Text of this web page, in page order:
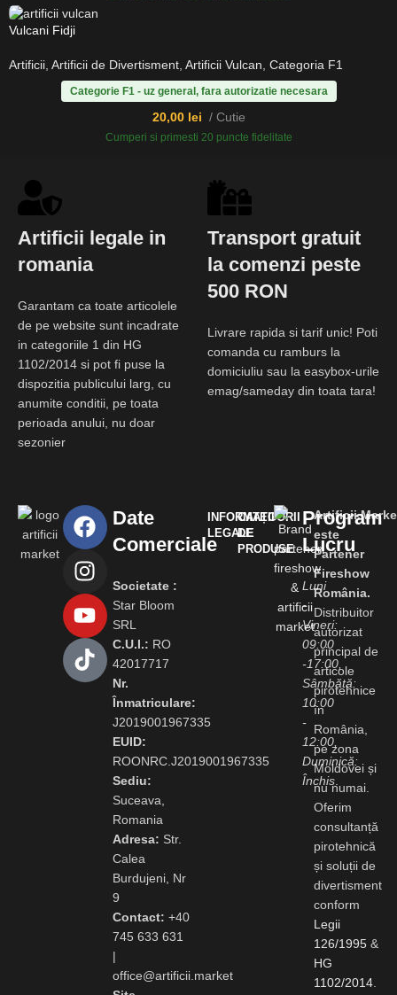
Vulcani Fidji
Artificii Artificii de Divertisment Artificii Vulcan Categoria F1
Categorie F1 - uz general, fara autorizatie necesara
20,00 lei Cutie
Cumperi si primesti 20 puncte fidelitate
Artificii legale in
romania
Garantam ca toate articolele
de pe website sunt incadrate
in categoriile 1 din HG
1102/2014 si pot fi puse la
dispozitia publicului larg, cu
anumite conditii, pe toata
perioada anului, nu doar
sezonier
Transport gratuit
la comenzi peste
500 RON
Livrare rapida si tarif unic! Poti
comanda cu ramburs la
domiciuliu sau la easybox-urile
emag/sameday din toata tara!
Date
Comerciale
Societate :
Star Bloom
SRL
C.U.I.: RO
42017717
Nr.
Înmatriculare:
J2019001967335
EUID:
ROONRC.J2019001967335
Sediu:
Suceava,
Romania
Adresa: Str.
Calea
Burdujeni, Nr
9
Contact: +40
745 633 631
|
office@artificii.market
INFORMAȚII
LEGALE
CATEGORII
DE
PRODUSE
Program
Lucru
Luni
-
Vineri:
09:00
-17:00,
Sâmbătă:
10:00
-
12:00,
Duminică:
Închis
este
Partener
Fireshow
România.
Distribuitor
autorizat
principal de
articole
pirotehnice
în
România,
pe zona
Moldovei și
nu numai.
Oferim
consultanță
pirotehnică
și soluții de
divertisment
conform
Legii
126/1995 &
HG
1102/2014